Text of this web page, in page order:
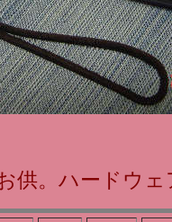
供。ハードウェ